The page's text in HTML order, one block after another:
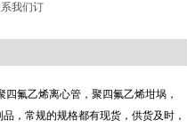
我们订
氟乙烯离心管，聚四氟乙烯坩埚，
，常规的规格都有现货，供货及时，